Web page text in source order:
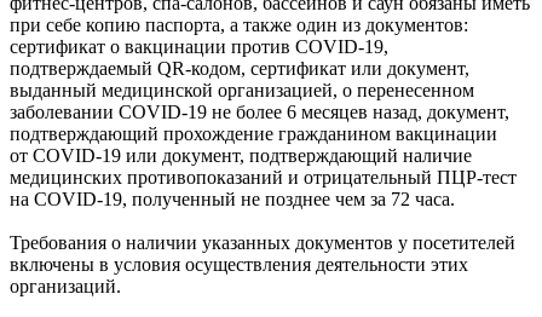
при себе копию паспорта, а также один из документов:
сертификат о вакцинации против COVID-19,
подтверждаемый QR-кодом, сертификат или документ,
выданный медицинской организацией, о перенесенном
заболевании COVID-19 не более 6 месяцев назад, документ,
подтверждающий прохождение гражданином вакцинации
от COVID-19 или документ, подтверждающий наличие
медицинских противопоказаний и отрицательный ПЦР-тест
на COVID-19, полученный не позднее чем за 72 часа.
Требования о наличии указанных документов у посетителей
включены в условия осуществления деятельности этих
организаций.